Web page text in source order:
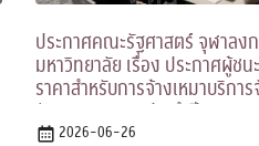
ประกาศคณะรัฐศาสตร์ จุฬาล
มหาวิทยาลัย เรื่อง ประกาศผู้ชน
ราคาสำหรับการจ้างเหมาบริกา
สัมมนาบุคลากรประจำปี ๒๕๖๙
2026-06-26